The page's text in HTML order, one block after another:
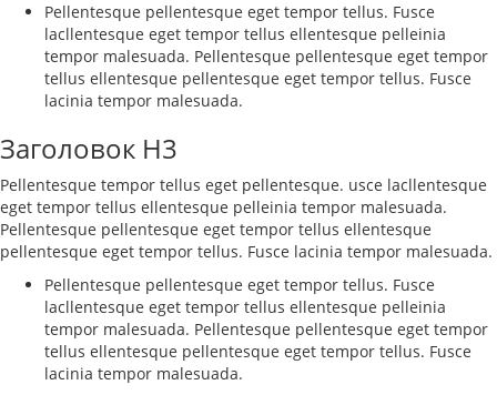
Pellentesque pellentesque eget tempor tellus. Fusce
lacllentesque eget tempor tellus ellentesque pelleinia
tempor malesuada. Pellentesque pellentesque eget tempor
tellus ellentesque pellentesque eget tempor tellus. Fusce
lacinia tempor malesuada.
Заголовок H3
Pellentesque tempor tellus eget pellentesque. usce lacllentesque
eget tempor tellus ellentesque pelleinia tempor malesuada.
Pellentesque pellentesque eget tempor tellus ellentesque
pellentesque eget tempor tellus. Fusce lacinia tempor malesuada.
Pellentesque pellentesque eget tempor tellus. Fusce
lacllentesque eget tempor tellus ellentesque pelleinia
tempor malesuada. Pellentesque pellentesque eget tempor
tellus ellentesque pellentesque eget tempor tellus. Fusce
lacinia tempor malesuada.